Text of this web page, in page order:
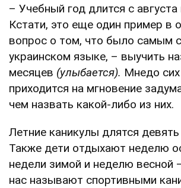
– Учебный год длится с
Кстати, это еще один пример в
вопрос о том, что было самым
украинском языке, – выучить
месяцев (улыбается). Мнедо
приходится на мгновение
чем назвать какой-либо из них.
Летние каникулы длятся
Также дети отдыхают неделю
недели зимой и неделю весной
нас называют спортивными